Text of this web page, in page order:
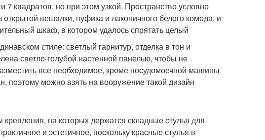
квадратов, но при этом узкой. Пространство условно
вешалки, пуфика и лаконичного белого комода, и
шкаф, в котором удалось спрятать целый
стиле: светлый гарнитур, отделка в тон и
светло-голубой настенной панелью, чтобы не
все необходимое, кроме посудомоечной машины
можно взять на вооружение такой дизайн
на которых держатся складные стулья для
и эстетичное, поскольку красные стулья в